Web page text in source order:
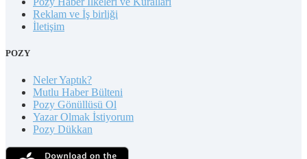
Reklam ve İş birliği
İletişim
POZY
Neler Yaptık?
Mutlu Haber Bülteni
Pozy Gönüllüsü Ol
Yazar Olmak İstiyorum
Pozy Dükkan